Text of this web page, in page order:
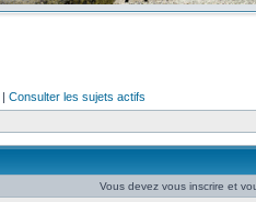
| Consulter les sujets actifs
Vous devez vous inscrire et